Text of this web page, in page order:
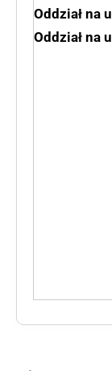
Oddział na
Oddział na